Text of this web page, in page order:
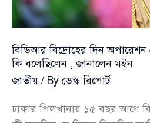
বিডিআর বিদ্রোহের দিন অপারেশন
কি বলেছিলেন , জানালেন মইন
জাতীয় / By ডেস্ক রিপোর্ট
ঢাকার পিলখানায় ১৫ বছর আগে